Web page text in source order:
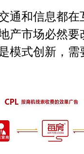
和信息都在
产市场必然
模式创新，